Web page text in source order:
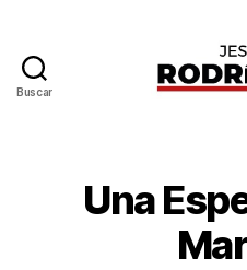
Buscar
CategoríasUna